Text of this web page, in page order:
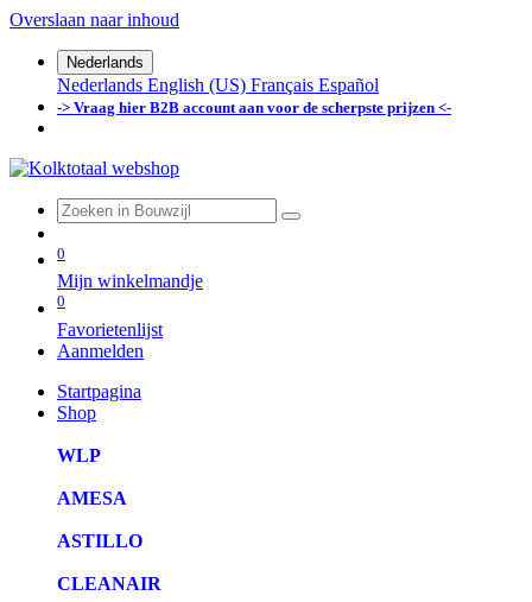
Overslaan naar inhoud
Nederlands
Nederlands English (US) Français Español
-> Vraag hier B2B account aan voor de scherpste prijzen <-
0
Mijn winkelmandje
0
Favorietenlijst
Aanmelden
Startpagina
Shop
WLP
AMESA
ASTILLO
CLEANAIR